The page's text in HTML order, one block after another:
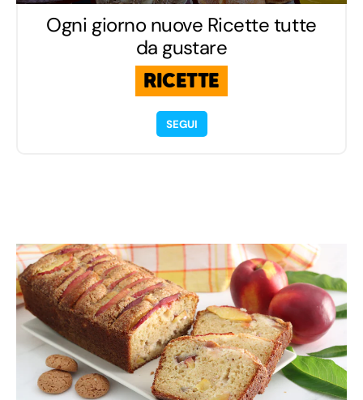
Ogni giorno nuove Ricette tutte
da gustare
RICETTE
SEGUI